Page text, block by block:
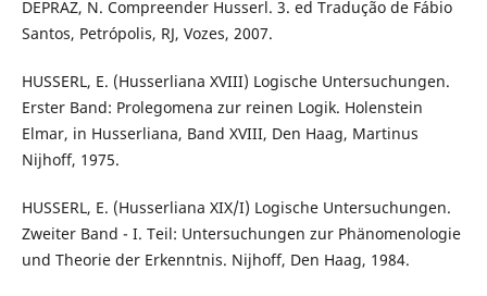
DEPRAZ, N. Compreender Husserl. 3. ed Tradução de Fábio
Santos, Petrópolis, RJ, Vozes, 2007.
HUSSERL, E. (Husserliana XVIII) Logische Untersuchungen.
Erster Band: Prolegomena zur reinen Logik. Holenstein
Elmar, in Husserliana, Band XVIII, Den Haag, Martinus
Nijhoff, 1975.
HUSSERL, E. (Husserliana XIX/I) Logische Untersuchungen.
Zweiter Band - I. Teil: Untersuchungen zur Phänomenologie
und Theorie der Erkenntnis. Nijhoff, Den Haag, 1984.